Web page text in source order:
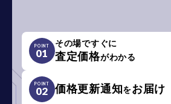
POINT
01
その場ですぐに
査定価格がわかる
POINT
02 価格更新通知をお届け